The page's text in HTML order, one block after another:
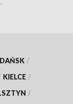
/
KIELCE /
/